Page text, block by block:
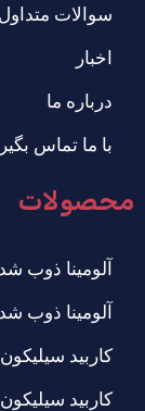
سوالات متداول
اخبار
درباره ما
با ما تماس
محصولات
آلومینا ذوب
آلومینا ذوب
کاربید
کاربید